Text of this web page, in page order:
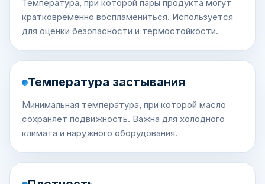
Температура, при которой пары продукта могут
кратковременно воспламениться. Используется
для оценки безопасности и термостойкости.
Температура застывания
Минимальная температура, при которой масло
сохраняет подвижность. Важна для холодного
климата и наружного оборудования.